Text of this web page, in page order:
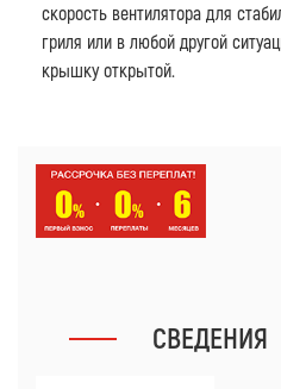
скорость вентилятора для
гриля или в любой другой
крышку открытой.
СВЕДЕНИЯ